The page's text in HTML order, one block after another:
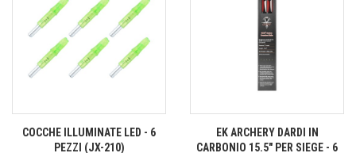
COCCHE ILLUMINATE LED - 6
PEZZI (JX-210)
EK ARCHERY DARDI IN
CARBONIO 15.5" PER SIEGE - 6